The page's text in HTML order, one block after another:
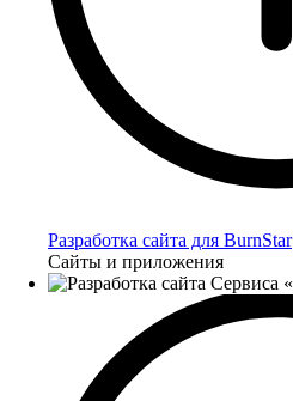
Разработка сайта для BurnStar
Сайты и приложения